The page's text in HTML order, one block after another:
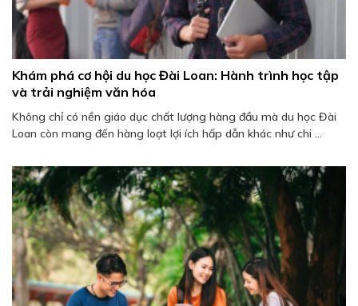
Khám phá cơ hội du học Đài Loan: Hành trình học tập
và trải nghiệm văn hóa
Không chỉ có nền giáo dục chất lượng hàng đầu mà du học Đài
Loan còn mang đến hàng loạt lợi ích hấp dẫn khác như chi ...